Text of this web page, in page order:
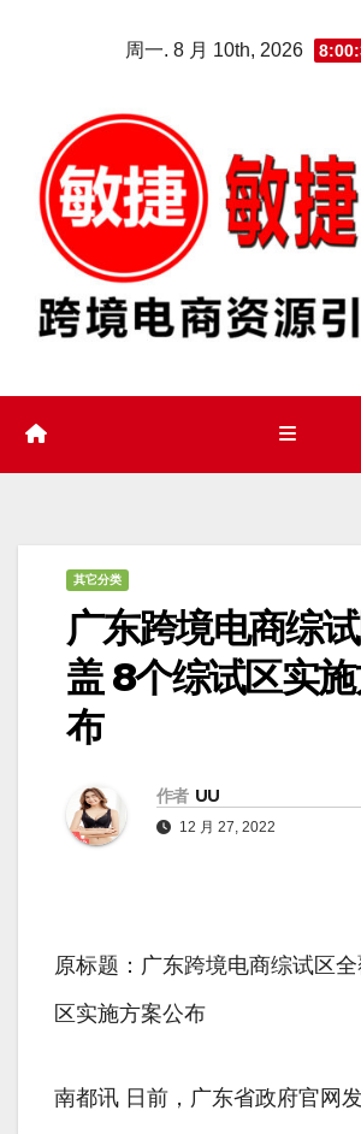
周一. 8 月 10th, 2026
其它分类
广东跨境电商综
盖 8个综试区实
布
作者 UU
12 月 27, 2022
原标题：广东跨境电商综试区
区实施方案公布
南都讯 日前，广东省政府官网